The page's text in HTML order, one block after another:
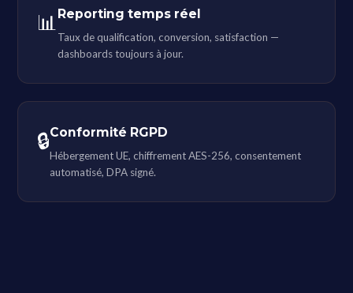
📊 Reporting temps réel
Taux de qualification, conversion, satisfaction —
dashboards toujours à jour.
🔒Conformité RGPD
Hébergement UE, chiffrement AES-256, consentement
automatisé, DPA signé.